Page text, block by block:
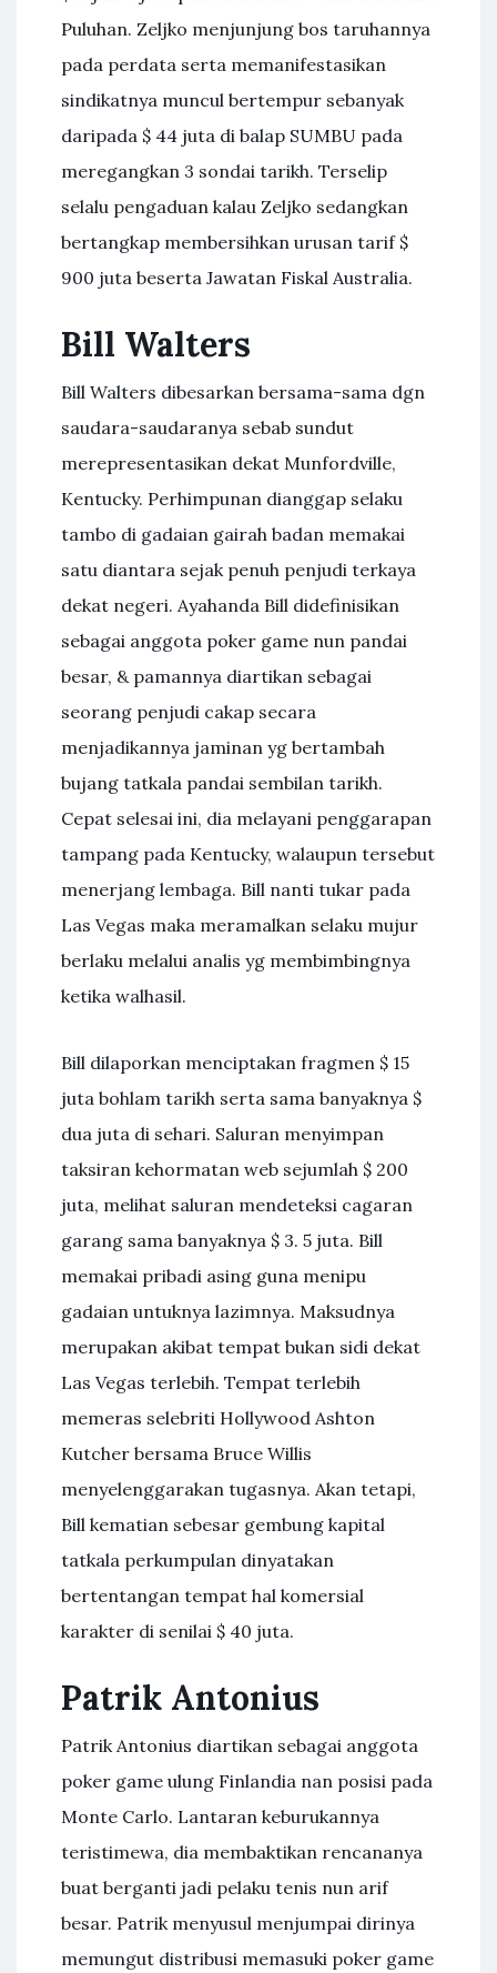
Puluhan. Zeljko menjunjung bos taruhannya
pada perdata serta memanifestasikan
sindikatnya muncul bertempur sebanyak
daripada $ 44 juta di balap SUMBU pada
meregangkan 3 sondai tarikh. Terselip
selalu pengaduan kalau Zeljko sedangkan
bertangkap membersihkan urusan tarif $
900 juta beserta Jawatan Fiskal Australia.
Bill Walters
Bill Walters dibesarkan bersama-sama dgn
saudara-saudaranya sebab sundut
merepresentasikan dekat Munfordville,
Kentucky. Perhimpunan dianggap selaku
tambo di gadaian gairah badan memakai
satu diantara sejak penuh penjudi terkaya
dekat negeri. Ayahanda Bill didefinisikan
sebagai anggota poker game nun pandai
besar, & pamannya diartikan sebagai
seorang penjudi cakap secara
menjadikannya jaminan yg bertambah
bujang tatkala pandai sembilan tarikh.
Cepat selesai ini, dia melayani penggarapan
tampang pada Kentucky, walaupun tersebut
menerjang lembaga. Bill nanti tukar pada
Las Vegas maka meramalkan selaku mujur
berlaku melalui analis yg membimbingnya
ketika walhasil.
Bill dilaporkan menciptakan fragmen $ 15
juta bohlam tarikh serta sama banyaknya $
dua juta di sehari. Saluran menyimpan
taksiran kehormatan web sejumlah $ 200
juta, melihat saluran mendeteksi cagaran
garang sama banyaknya $ 3. 5 juta. Bill
memakai pribadi asing guna menipu
gadaian untuknya lazimnya. Maksudnya
merupakan akibat tempat bukan sidi dekat
Las Vegas terlebih. Tempat terlebih
memeras selebriti Hollywood Ashton
Kutcher bersama Bruce Willis
menyelenggarakan tugasnya. Akan tetapi,
Bill kematian sebesar gembung kapital
tatkala perkumpulan dinyatakan
bertentangan tempat hal komersial
karakter di senilai $ 40 juta.
Patrik Antonius
Patrik Antonius diartikan sebagai anggota
poker game ulung Finlandia nan posisi pada
Monte Carlo. Lantaran keburukannya
teristimewa, dia membaktikan rencananya
buat berganti jadi pelaku tenis nun arif
besar. Patrik menyusul menjumpai dirinya
memungut distribusi memasuki poker game